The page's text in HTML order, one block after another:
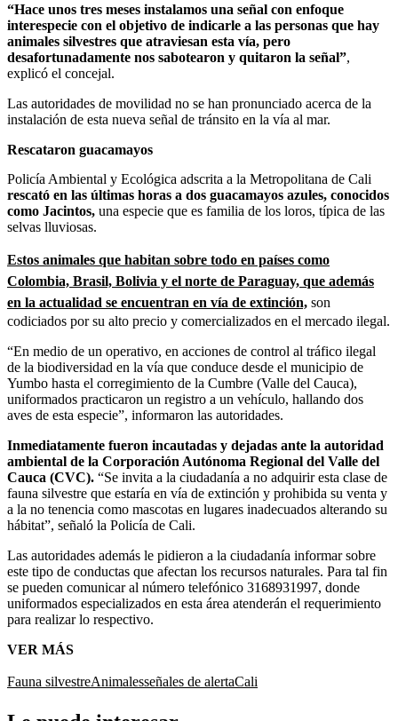
“Hace unos tres meses instalamos una señal con enfoque
interespecie con el objetivo de indicarle a las personas que hay
animales silvestres que atraviesan esta vía, pero
desafortunadamente nos sabotearon y quitaron la señal”,
explicó el concejal.
Las autoridades de movilidad no se han pronunciado acerca de la
instalación de esta nueva señal de tránsito en la vía al mar.
Rescataron guacamayos
Policía Ambiental y Ecológica adscrita a la Metropolitana de Cali
rescató en las últimas horas a dos guacamayos azules, conocidos
como Jacintos, una especie que es familia de los loros, típica de las
selvas lluviosas.
Estos animales que habitan sobre todo en países como
Colombia, Brasil, Bolivia y el norte de Paraguay, que además
en la actualidad se encuentran en vía de extinción, son
codiciados por su alto precio y comercializados en el mercado ilegal.
“En medio de un operativo, en acciones de control al tráfico ilegal
de la biodiversidad en la vía que conduce desde el municipio de
Yumbo hasta el corregimiento de la Cumbre (Valle del Cauca),
uniformados practicaron un registro a un vehículo, hallando dos
aves de esta especie”, informaron las autoridades.
Inmediatamente fueron incautadas y dejadas ante la autoridad
ambiental de la Corporación Autónoma Regional del Valle del
Cauca (CVC). “Se invita a la ciudadanía a no adquirir esta clase de
fauna silvestre que estaría en vía de extinción y prohibida su venta y
a la no tenencia como mascotas en lugares inadecuados alterando su
hábitat”, señaló la Policía de Cali.
Las autoridades además le pidieron a la ciudadanía informar sobre
este tipo de conductas que afectan los recursos naturales. Para tal fin
se pueden comunicar al número telefónico 3168931997, donde
uniformados especializados en esta área atenderán el requerimiento
para realizar lo respectivo.
VER MÁS
Fauna silvestreAnimalesseñales de alertaCali